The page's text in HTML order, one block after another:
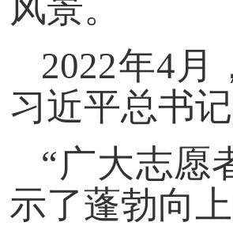
风景。
2022年4
习近平总书
“广大志愿
示了蓬勃向